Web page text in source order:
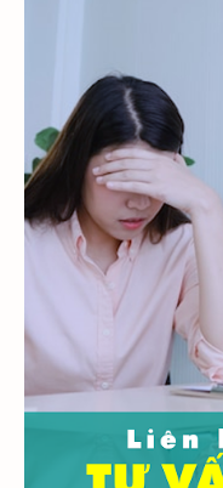
Tham vấn - trị liệu
Tài liệu môn học
Tâm lý học
Tâm lý học lứa tuổi
Tâm lý học trẻ em
Tâm lý học đại cương
Đại học